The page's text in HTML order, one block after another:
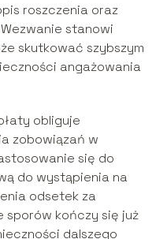
roszczenia oraz
stanowi
skutkować szybszym
angażowania
obliguje
zobowiązań w
się do
do wystąpienia na
odsetek za
sporów kończy się już
dalszego